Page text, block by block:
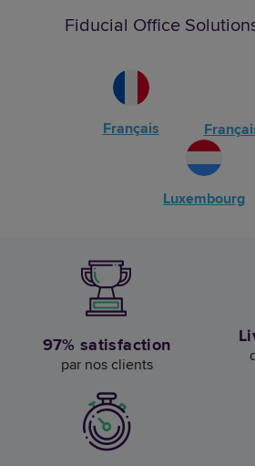
Fiducial Office
Français
Luxembourg
97% satisfaction
par nos clients